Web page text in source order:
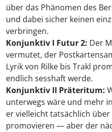
über das Phänomen des
und dabei sicher keinen
verbringen.
Konjunktiv I Futur 2: Der
vermutet, der
Lyrik von Rilke bis Trakl
endlich sesshaft werde.
Konjunktiv II Präteritum:
unterwegs wäre und mehr
er vielleicht tatsächlich
promovieren — aber der